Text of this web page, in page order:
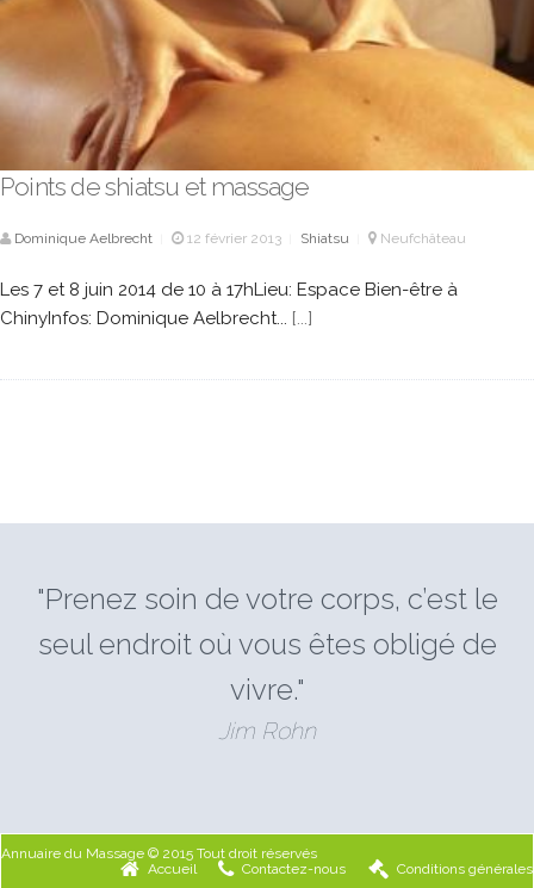
Points de shiatsu et massage
Dominique Aelbrecht 12 février 2013 Shiatsu Neufchâteau
Les 7 et 8 juin 2014 de 10 à 17hLieu: Espace Bien-être à
ChinyInfos: Dominique Aelbrecht... [...]
"Prenez soin de votre corps, c’est le
seul endroit où vous êtes obligé de
vivre."
Jim Rohn
Annuaire du Massage © 2015 Tout droit réservés
Accueil
Contactez-nous Conditions générales